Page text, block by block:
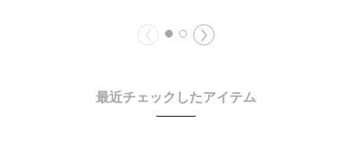
最近チェックしたアイテム